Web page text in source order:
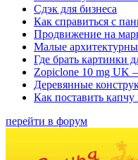
Сдэк для бизнеса
Как справиться с
Продвижение на
Малые
Где брать картинки
Zopiclone 10 mg UK
Деревянные
Как поставить
перейти в форум